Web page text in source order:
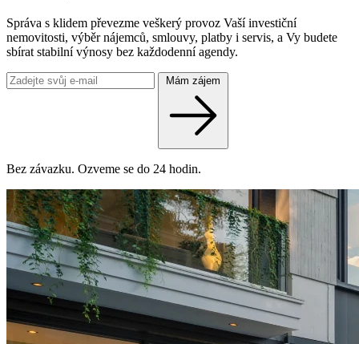
Správa s klidem převezme veškerý provoz Vaší investiční
nemovitosti, výběr nájemců, smlouvy, platby i servis, a Vy budete
sbírat stabilní výnosy bez každodenní agendy.
Mám zájem
Bez závazku. Ozveme se do 24 hodin.